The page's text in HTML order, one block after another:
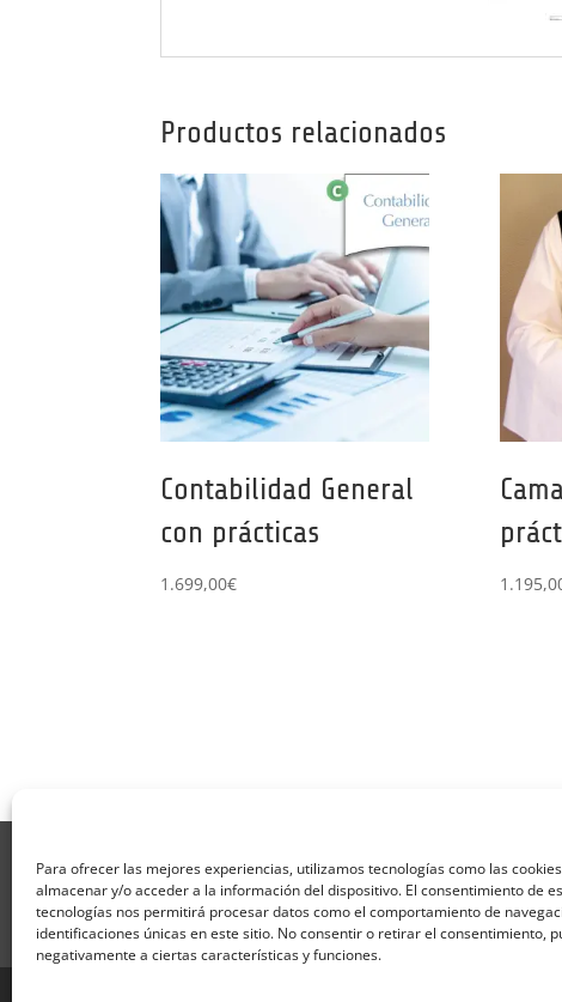
Para ofrecer las mejores experiencias, utilizamos tecnologías como las
almacenar y/o acceder a la información del dispositivo. El consentimiento de
tecnologías nos permitirá procesar datos como el comportamiento de
identificaciones únicas en este sitio. No consentir o retirar el consentimiento,
negativamente a ciertas características y funciones.
Productos relacionados
Contabilidad General
con prácticas
1.699,00€
Formulario de Datos necesarios para alta
Formulario de responsabilidad de APPCC
Encuesta
Contacto Centros colaboradores